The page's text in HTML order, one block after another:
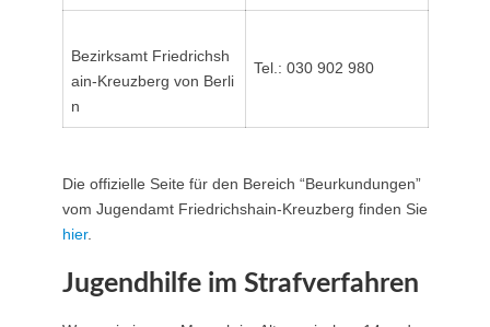
Bezirksamt Friedrichsh
ain-Kreuzberg von Berli
n
Tel.: 030 902 980
Die offizielle Seite für den Bereich “Beurkundungen”
vom Jugendamt Friedrichshain-Kreuzberg finden Sie
hier.
Jugendhilfe im Strafverfahren